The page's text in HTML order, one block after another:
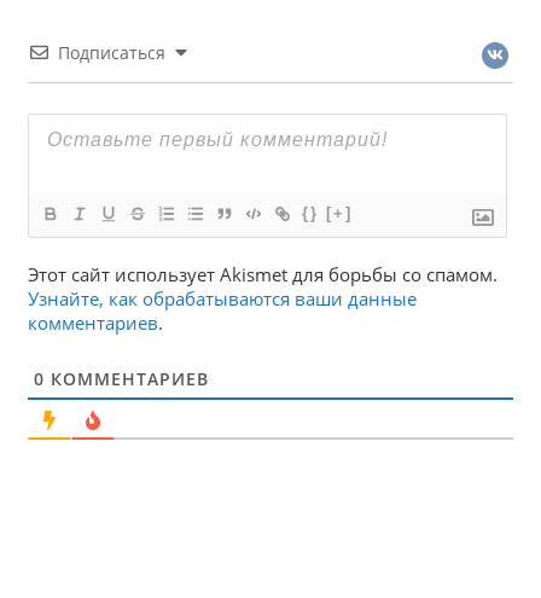
Подписаться
{} [+]
Этот сайт использует Akismet для борьбы со спамом.
Узнайте, как обрабатываются ваши данные
комментариев.
0 КОММЕНТАРИЕВ